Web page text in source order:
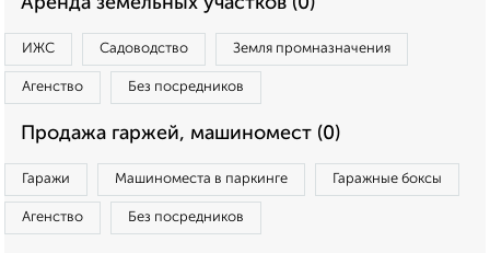
ИЖС Садоводство Земля промназначения
Агенство Без посредников
Продажа гаржей, машиномест (0)
Гаражи Машиноместа в паркинге Гаражные боксы
Агенство Без посредников